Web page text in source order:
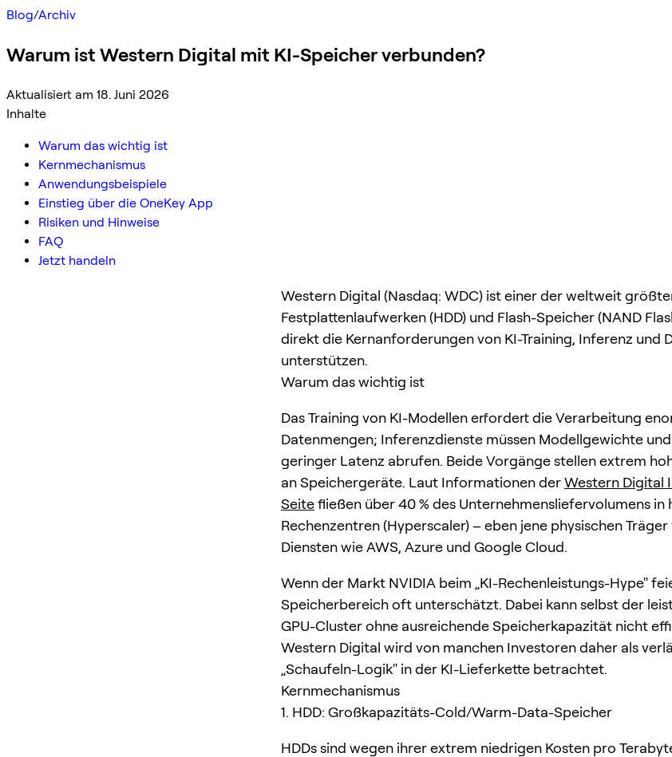
Blog/Archiv
Warum ist Western Digital mit KI-Speicher verbunden?
Aktualisiert am 18. Juni 2026
Inhalte
Warum das wichtig ist
Kernmechanismus
Anwendungsbeispiele
Einstieg über die OneKey App
Risiken und Hinweise
FAQ
Jetzt handeln
Western Digital (Nasdaq: WDC) ist einer der weltweit
Festplattenlaufwerken (HDD) und Flash-Speicher (NAND
direkt die Kernanforderungen von KI-Training, Inferenz und
unterstützen.
Warum das wichtig ist
Das Training von KI-Modellen erfordert die Verarbeitung
Datenmengen; Inferenzdienste müssen Modellgewichte
geringer Latenz abrufen. Beide Vorgänge stellen extrem
an Speichergeräte. Laut Informationen derWestern Digital
Seitefließen über 40 % des Unternehmensliefervolumens
Rechenzentren (Hyperscaler) – eben jene physischen
Diensten wie AWS, Azure und Google Cloud.
Wenn der Markt NVIDIA beim „KI-Rechenleistungs-Hype"
Speicherbereich oft unterschätzt. Dabei kann selbst der
GPU-Cluster ohne ausreichende Speicherkapazität nicht
Western Digital wird von manchen Investoren daher als
„Schaufeln-Logik" in der KI-Lieferkette betrachtet.
Kernmechanismus
1. HDD: Großkapazitäts-Cold/Warm-Data-Speicher
HDDs sind wegen ihrer extrem niedrigen Kosten pro